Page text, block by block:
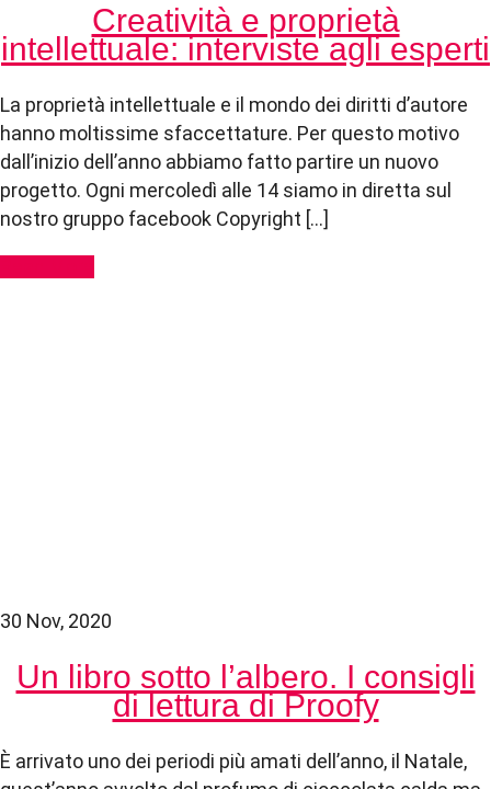
Creatività e proprietà
intellettuale: interviste agli esperti
La proprietà intellettuale e il mondo dei diritti d’autore
hanno moltissime sfaccettature. Per questo motivo
dall’inizio dell’anno abbiamo fatto partire un nuovo
progetto. Ogni mercoledì alle 14 siamo in diretta sul
nostro gruppo facebook Copyright […]
30 Nov, 2020
Un libro sotto l’albero. I consigli
di lettura di Proofy
È arrivato uno dei periodi più amati dell’anno, il Natale,